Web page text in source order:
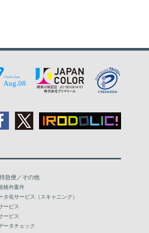
急便／その他
格外案件
タ化サービス（スキャニング）
ービス
ービス
ータチェック